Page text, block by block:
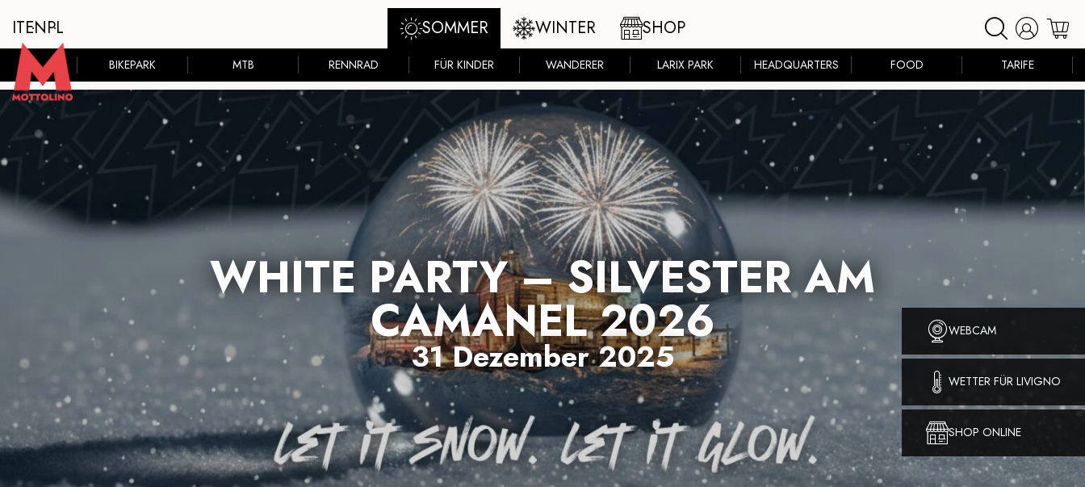
SOMMER WINTER SHOP
ITENPL
BIKEPARK MTB RENNRAD FÜR KINDER WANDERER LARIX PARK HEADQUARTERS FOOD TARIFE
WHITE PARTY – SILVESTER AM
CAMANEL 2026
31 Dezember 2025
WEBCAM
WETTER FÜR LIVIGNO
SHOP ONLINE